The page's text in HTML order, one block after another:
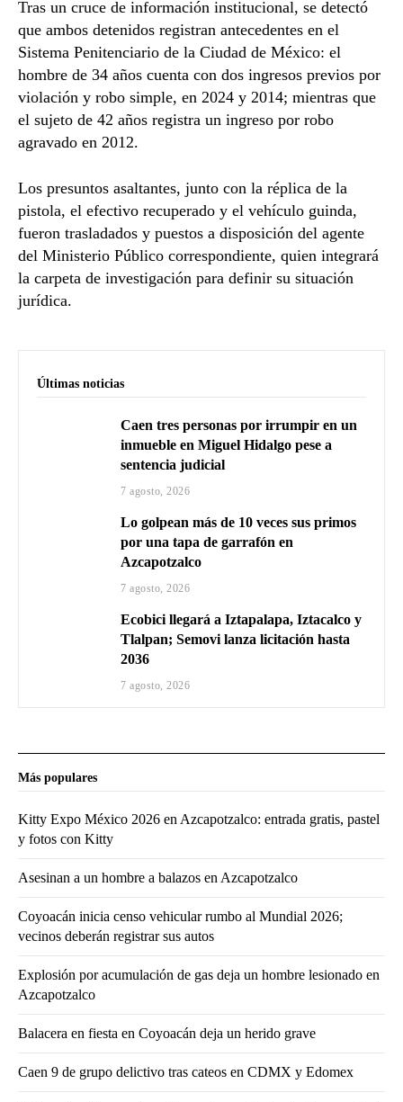
Tras un cruce de información institucional, se detectó
que ambos detenidos registran antecedentes en el
Sistema Penitenciario de la Ciudad de México: el
hombre de 34 años cuenta con dos ingresos previos por
violación y robo simple, en 2024 y 2014; mientras que
el sujeto de 42 años registra un ingreso por robo
agravado en 2012.
Los presuntos asaltantes, junto con la réplica de la
pistola, el efectivo recuperado y el vehículo guinda,
fueron trasladados y puestos a disposición del agente
del Ministerio Público correspondiente, quien integrará
la carpeta de investigación para definir su situación
jurídica.
Últimas noticias
Caen tres personas por irrumpir en un
inmueble en Miguel Hidalgo pese a
sentencia judicial
7 agosto, 2026
Lo golpean más de 10 veces sus primos
por una tapa de garrafón en
Azcapotzalco
7 agosto, 2026
Ecobici llegará a Iztapalapa, Iztacalco y
Tlalpan; Semovi lanza licitación hasta
2036
7 agosto, 2026
Más populares
Kitty Expo México 2026 en Azcapotzalco: entrada gratis, pastel
y fotos con Kitty
Asesinan a un hombre a balazos en Azcapotzalco
Coyoacán inicia censo vehicular rumbo al Mundial 2026;
vecinos deberán registrar sus autos
Explosión por acumulación de gas deja un hombre lesionado en
Azcapotzalco
Balacera en fiesta en Coyoacán deja un herido grave
Caen 9 de grupo delictivo tras cateos en CDMX y Edomex